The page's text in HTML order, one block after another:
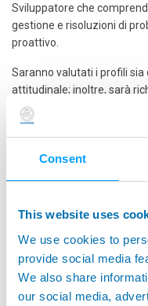
Consent
This website uses
We use cookies to
provide social media
We also share
our social media,
Sviluppatore che
gestione e risoluzioni di
proattivo.
Saranno valutati i profili
attitudinale; inoltre, sarà
lingua inglese per poter
dell’azienda.
COSA OFFRIAMO
Inseriremo 10 candidati
esperto delle principali
I partecipanti saranno
(BO), mediante
massimo 6 mesi e
momenti di attività pratica